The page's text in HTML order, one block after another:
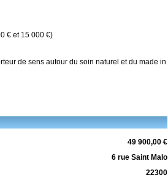
€ et 15 000 €)
de sens autour du soin naturel et du made in
49 900,00 €
6 rue Saint Malo
22300